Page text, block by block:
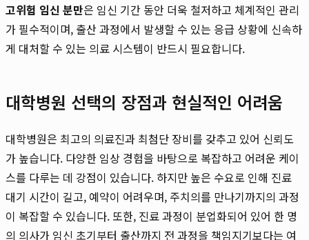
고위험 임신 분만은 임신 기간 동안 더욱 철저하고 체계적인 관리
가 필수적이며, 출산 과정에서 발생할 수 있는 응급 상황에 신속하
게 대처할 수 있는 의료 시스템이 반드시 필요합니다.
대학병원 선택의 장점과 현실적인 어려움
대학병원은 최고의 의료진과 최첨단 장비를 갖추고 있어 신뢰도
가 높습니다. 다양한 임상 경험을 바탕으로 복잡하고 어려운 케이
스를 다루는 데 강점이 있습니다. 하지만 높은 수요로 인해 진료
대기 시간이 길고, 예약이 어려우며, 주치의를 만나기까지의 과정
이 복잡할 수 있습니다. 또한, 진료 과정이 분업화되어 있어 한 명
의 의사가 임신 초기부터 출산까지 전 과정을 책임지기보다는 여